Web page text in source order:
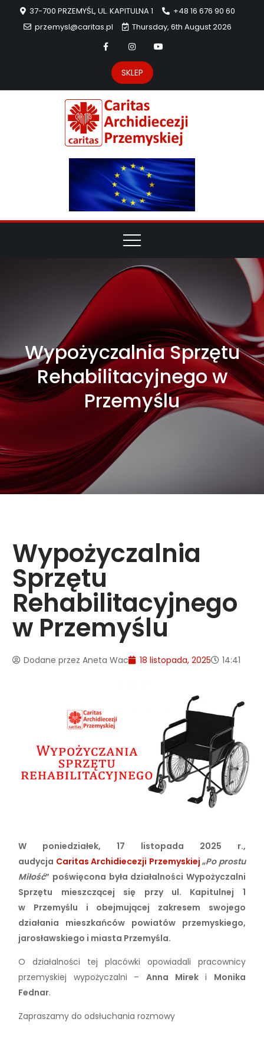
37-700 PRZEMYŚL, UL. KAPITULNA 1
+48 16 676 90 60
przemysl@caritas.pl
Thursday, 6th August 2026
SKLEP
Wypożyczalnia Sprzętu
Rehabilitacyjnego w
Przemyślu
Wypożyczalnia
Sprzętu
Rehabilitacyjnego
w Przemyślu
Dodane przez Aneta Wac 18 listopada, 2025 14:41
W poniedziałek, 17 listopada 2025 r.,
audycja Caritas Archidiecezji Przemyskiej „Po prostu
Miłość” poświęcona była działalności Wypożyczalni
Sprzętu mieszczącej się przy ul. Kapitulnej 1
w Przemyślu i obejmującej zakresem swojego
działania mieszkańców powiatów przemyskiego,
jarosławskiego i miasta Przemyśla.
O działalności tej placówki opowiadali pracownicy
przemyskiej wypożyczalni – Anna Mireki Monika
Fednar.
Zapraszamy do odsłuchania rozmowy